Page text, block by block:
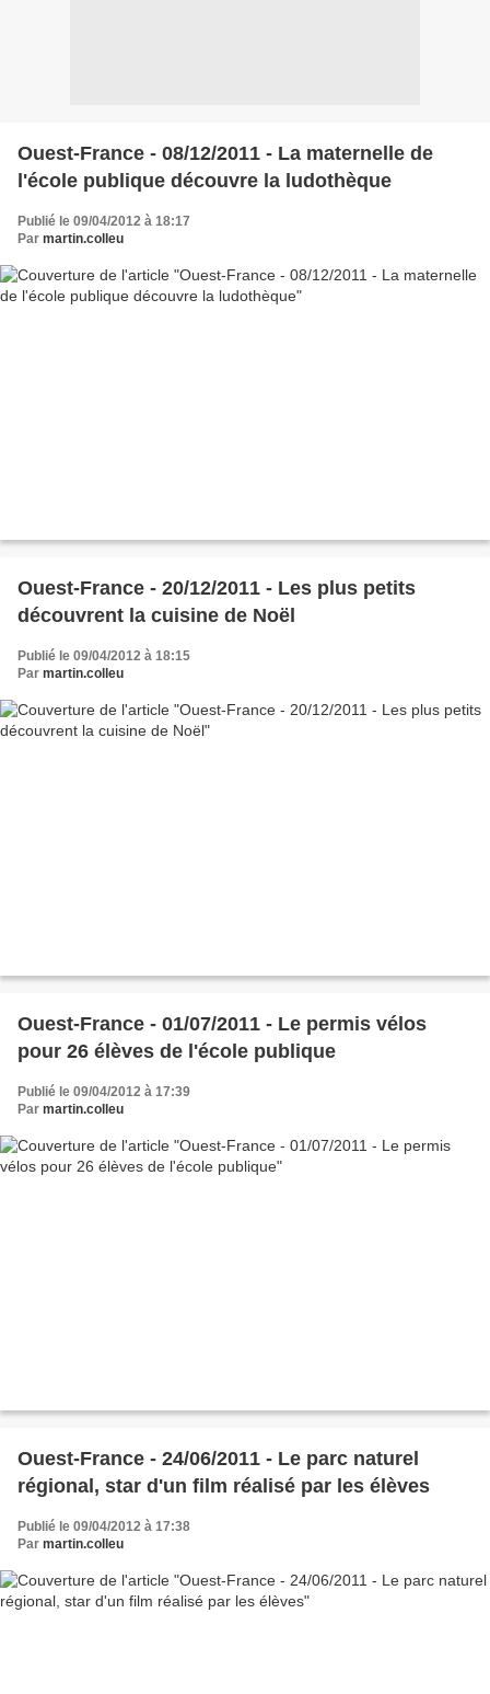
Ouest-France - 08/12/2011 - La maternelle de
l'école publique découvre la ludothèque
Publié le 09/04/2012 à 18:17
Par martin.colleu
Ouest-France - 20/12/2011 - Les plus petits
découvrent la cuisine de Noël
Publié le 09/04/2012 à 18:15
Par martin.colleu
Ouest-France - 01/07/2011 - Le permis vélos
pour 26 élèves de l'école publique
Publié le 09/04/2012 à 17:39
Par martin.colleu
Ouest-France - 24/06/2011 - Le parc naturel
régional, star d'un film réalisé par les élèves
Publié le 09/04/2012 à 17:38
Par martin.colleu